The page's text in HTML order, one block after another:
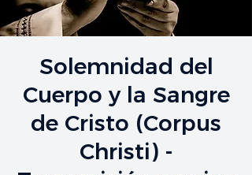
Solemnidad del
Cuerpo y la Sangre
de Cristo (Corpus
Christi) -